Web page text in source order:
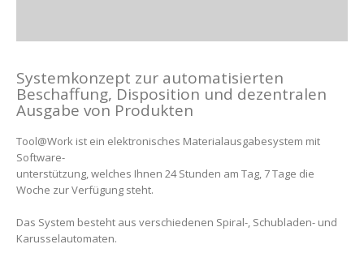
Systemkonzept zur automatisierten
Beschaffung, Disposition und dezentralen
Ausgabe von Produkten
Tool@Work ist ein elektronisches Materialausgabesystem mit
Software-
unterstützung, welches Ihnen 24 Stunden am Tag, 7 Tage die
Woche zur Verfügung steht.
Das System besteht aus verschiedenen Spiral-, Schubladen- und
Karusselautomaten.